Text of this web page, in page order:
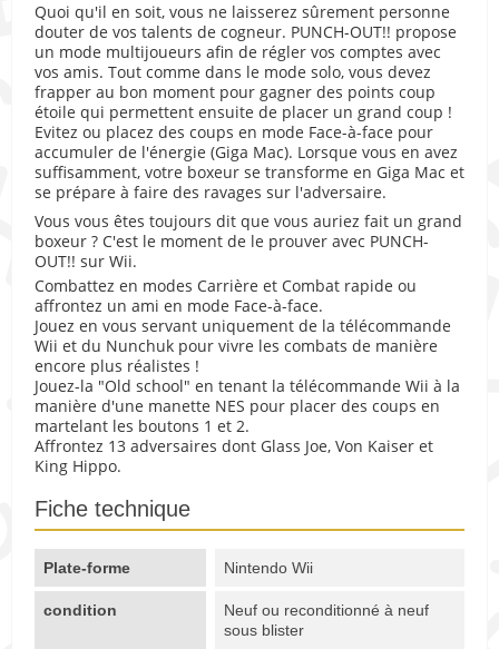
Quoi qu'il en soit, vous ne laisserez sûrement personne
douter de vos talents de cogneur. PUNCH-OUT!! propose
un mode multijoueurs afin de régler vos comptes avec
vos amis. Tout comme dans le mode solo, vous devez
frapper au bon moment pour gagner des points coup
étoile qui permettent ensuite de placer un grand coup !
Evitez ou placez des coups en mode Face-à-face pour
accumuler de l'énergie (Giga Mac). Lorsque vous en avez
suffisamment, votre boxeur se transforme en Giga Mac et
se prépare à faire des ravages sur l'adversaire.
Vous vous êtes toujours dit que vous auriez fait un grand
boxeur ? C'est le moment de le prouver avec PUNCH-
OUT!! sur Wii.
Combattez en modes Carrière et Combat rapide ou
affrontez un ami en mode Face-à-face.
Jouez en vous servant uniquement de la télécommande
Wii et du Nunchuk pour vivre les combats de manière
encore plus réalistes !
Jouez-la "Old school" en tenant la télécommande Wii à la
manière d'une manette NES pour placer des coups en
martelant les boutons 1 et 2.
Affrontez 13 adversaires dont Glass Joe, Von Kaiser et
King Hippo.
Fiche technique
Plate-forme Nintendo Wii
condition
Neuf ou reconditionné à neuf
sous blister